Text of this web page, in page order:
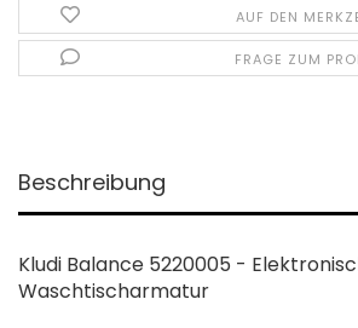
AUF DEN
FRAGE ZUM
Beschreibung
Kludi Balance 5220005 -
Waschtischarmatur